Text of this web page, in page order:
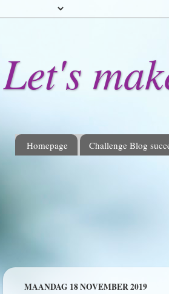
Let's
Homepage Challenge Blog
MAANDAG 18 NOVEMBER 2019